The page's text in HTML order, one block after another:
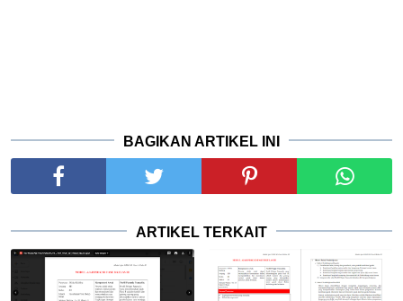
BAGIKAN ARTIKEL INI
ARTIKEL TERKAIT